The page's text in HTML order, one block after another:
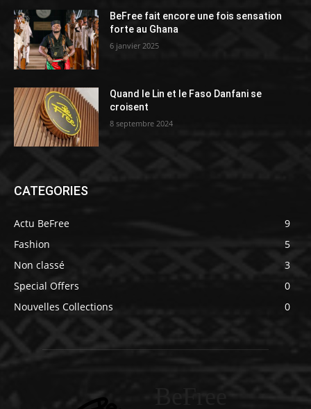
BeFree fait encore une fois sensation
forte au Ghana
6 janvier 2025
Quand le Lin et le Faso Danfani se
croisent
8 septembre 2024
CATEGORIES
Actu BeFree
9
Fashion
5
Non classé
3
Special Offers
0
Nouvelles Collections
0